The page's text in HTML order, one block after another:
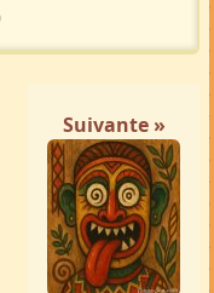
Suivante »